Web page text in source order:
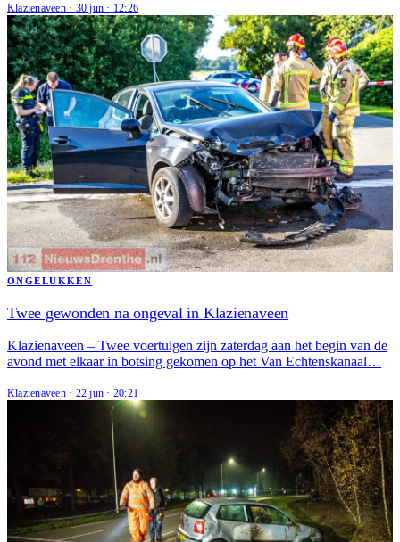
Klazienaveen· 30 jun · 12:26
ONGELUKKEN
Twee gewonden na ongeval in Klazienaveen
Klazienaveen – Twee voertuigen zijn zaterdag aan het begin van de
avond met elkaar in botsing gekomen op het Van Echtenskanaal…
Klazienaveen· 22 jun · 20:21